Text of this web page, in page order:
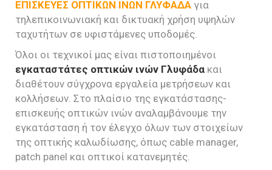
ΕΠΙΣΚΕΥΕΣ ΟΠΤΙΚΩΝ ΙΝΩΝ ΓΛΥΦΑΔΑ για
τηλεπικοινωνιακή και δικτυακή χρήση υψηλών
ταχυτήτων σε υφιστάμενες υποδομές.
Όλοι οι τεχνικοί μας είναι πιστοποιημένοι
εγκαταστάτες οπτικών ινών Γλυφάδα και
διαθέτουν σύγχρονα εργαλεία μετρήσεων και
κολλήσεων. Στο πλαίσιο της εγκατάστασης-
επισκευής οπτικών ινών αναλαμβάνουμε την
εγκατάσταση ή τον έλεγχο όλων των στοιχείων
της οπτικής καλωδίωσης, όπως cable manager,
patch panel και οπτικοί κατανεμητές.